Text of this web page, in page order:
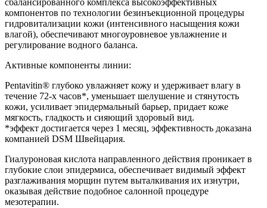
сбалансированного комплекса высокоэффективных
компонентов по технологии безинъекционной процедуры
гидровитализации кожи (интенсивного насыщения кожи
влагой), обеспечивают многоуровневое увлажнение и
регулирование водного баланса.
Активные компоненты линии:
Pentavitin® глубоко увлажняет кожу и удерживает влагу в
течение 72-х часов*, уменьшает шелушение и стянутость
кожи, усиливает эпидермальный барьер, придает коже
мягкость, гладкость и сияющий здоровый вид.
*эффект достигается через 1 месяц, эффективность доказана
компанией DSM Швейцария.
Гиалуроновая кислота направленного действия проникает в
глубокие слои эпидермиса, обеспечивает видимый эффект
разглаживания морщин путем выталкивания их изнутри,
оказывая действие подобное салонной процедуре
мезотерапии.